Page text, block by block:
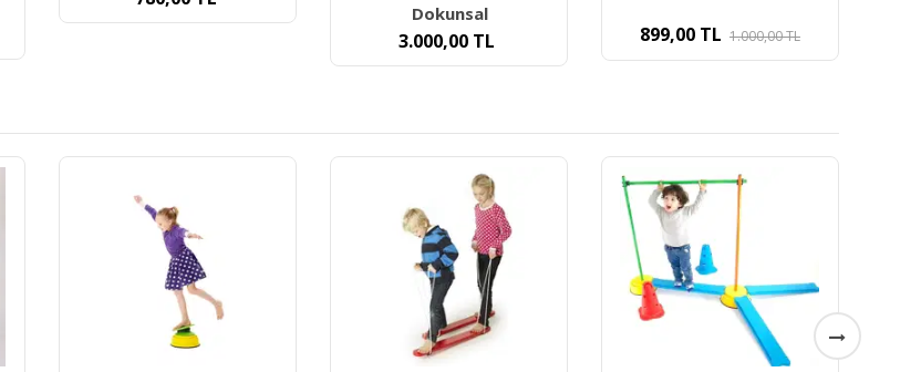
Dokunsal
899,00TL 1.000,00 1.000,00TL
Dil ve Konuşma Terapisi